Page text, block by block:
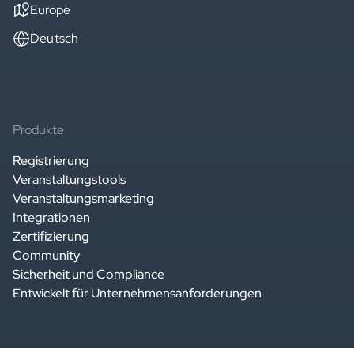
Europe
Deutsch
Produkte
Registrierung
Veranstaltungstools
Veranstaltungsmarketing
Integrationen
Zertifizierung
Community
Sicherheit und Compliance
Entwickelt für Unternehmensanforderungen